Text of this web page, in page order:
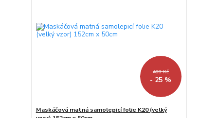
400 Kč
- 25 %
Maskáčová matná samolepicí folie K20 (velký